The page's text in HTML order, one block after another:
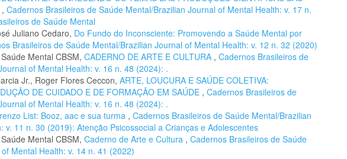
, Cadernos Brasileiros de Saúde Mental/Brazilian Journal of Mental Health: v. 17 n.
de Saúde Mental
Juliano Cedaro, Do Fundo do Inconsciente: Promovendo a Saúde Mental por
Brasileiros de Saúde Mental/Brazilian Journal of Mental Health: v. 12 n. 32 (2020)
Mental CBSM, CADERNO DE ARTE E CULTURA , Cadernos Brasileiros de
of Mental Health: v. 16 n. 48 (2024): .
Jr., Roger Flores Ceccon, ARTE, LOUCURA E SAÚDE COLETIVA:
DE CUIDADO E DE FORMAÇÃO EM SAÚDE , Cadernos Brasileiros de
of Mental Health: v. 16 n. 48 (2024): .
List: Booz, aac e sua turma , Cadernos Brasileiros de Saúde Mental/Brazilian
v. 11 n. 30 (2019): Atenção Psicossocial a Crianças e Adolescentes
Mental CBSM, Caderno de Arte e Cultura , Cadernos Brasileiros de Saúde
Mental Health: v. 14 n. 41 (2022)